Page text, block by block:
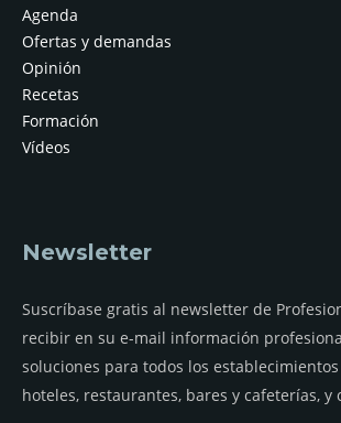
Agenda
Ofertas y demandas
Opinión
Recetas
Formación
Vídeos
Newsletter
Suscríbase gratis al newsletter de
recibir en su e-mail información
soluciones para todos los
hoteles, restaurantes, bares y cafeterías, y